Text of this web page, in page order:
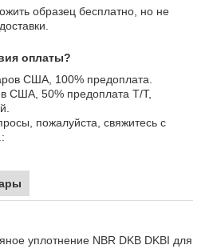
образец бесплатно, но не
оплаты?
США, 100% предоплата.
США, 50% предоплата T/T,
пожалуйста, свяжитесь с